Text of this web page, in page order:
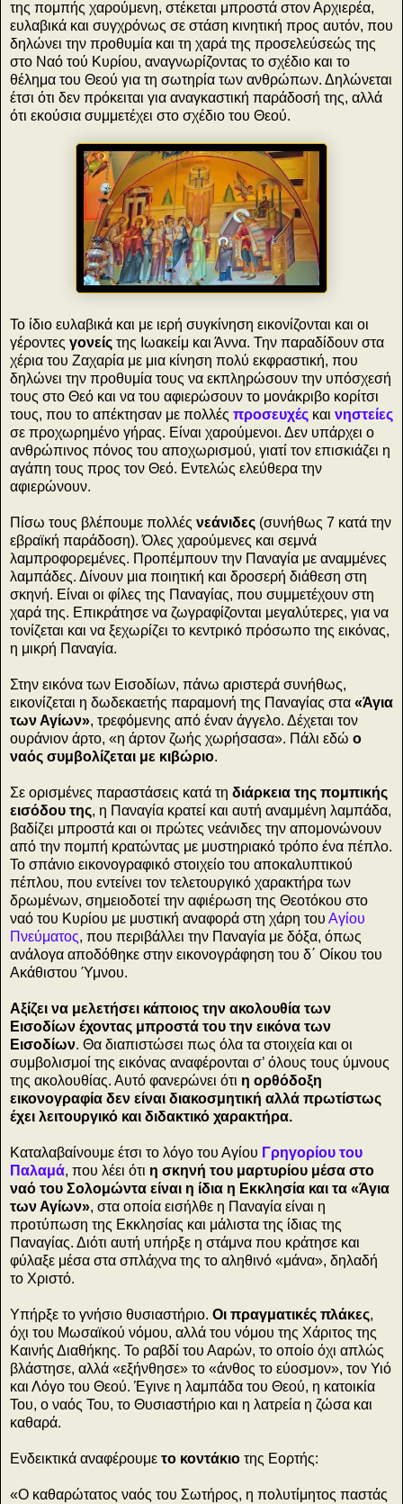
της πομπής χαρούμενη, στέκεται μπροστά στον Αρχιερέα,
ευλαβικά και συγχρόνως σε στάση κινητική προς αυτόν, που
δηλώνει την προθυμία και τη χαρά της προσελεύσεώς της
στο Ναό τού Κυρίου, αναγνωρίζοντας το σχέδιο και το
θέλημα του Θεού για τη σωτηρία των ανθρώπων. Δηλώνεται
έτσι ότι δεν πρόκειται για αναγκαστική παράδοσή της, αλλά
ότι εκούσια συμμετέχει στο σχέδιο του Θεού.
Το ίδιο ευλαβικά και με ιερή συγκίνηση εικονίζονται και οι
γέροντες γονείς της Ιωακείμ και Άννα. Την παραδίδουν στα
χέρια του Ζαχαρία με μια κίνηση πολύ εκφραστική, που
δηλώνει την προθυμία τους να εκπληρώσουν την υπόσχεσή
τους στο Θεό και να του αφιερώσουν το μονάκριβο κορίτσι
τους, που το απέκτησαν με πολλές προσευχές και νηστείες
σε προχωρημένο γήρας. Είναι χαρούμενοι. Δεν υπάρχει ο
ανθρώπινος πόνος του αποχωρισμού, γιατί τον επισκιάζει η
αγάπη τους προς τον Θεό. Εντελώς ελεύθερα την
αφιερώνουν.
Πίσω τους βλέπουμε πολλές νεάνιδες (συνήθως 7 κατά την
εβραϊκή παράδοση). Όλες χαρούμενες και σεμνά
λαμπροφορεμένες. Προπέμπουν την Παναγία με αναμμένες
λαμπάδες. Δίνουν μια ποιητική και δροσερή διάθεση στη
σκηνή. Είναι οι φίλες της Παναγίας, που συμμετέχουν στη
χαρά της. Επικράτησε να ζωγραφίζονται μεγαλύτερες, για να
τονίζεται και να ξεχωρίζει το κεντρικό πρόσωπο της εικόνας,
η μικρή Παναγία.
Στην εικόνα των Εισοδίων, πάνω αριστερά συνήθως,
εικονίζεται η δωδεκαετής παραμονή της Παναγίας στα «Άγια
των Αγίων», τρεφόμενης από έναν άγγελο. Δέχεται τον
ουράνιον άρτο, «η άρτον ζωής χωρήσασα». Πάλι εδώ ο
ναός συμβολίζεται με κιβώριο.
Σε ορισμένες παραστάσεις κατά τη διάρκεια της πομπικής
εισόδου της, η Παναγία κρατεί και αυτή αναμμένη λαμπάδα,
βαδίζει μπροστά και οι πρώτες νεάνιδες την απομονώνουν
από την πομπή κρατώντας με μυστηριακό τρόπο ένα πέπλο.
Το σπάνιο εικονογραφικό στοιχείο του αποκαλυπτικού
πέπλου, που εντείνει τον τελετουργικό χαρακτήρα των
δρωμένων, σημειοδοτεί την αφιέρωση της Θεοτόκου στο
ναό του Κυρίου με μυστική αναφορά στη χάρη του Αγίου
Πνεύματος, που περιβάλλει την Παναγία με δόξα, όπως
ανάλογα αποδόθηκε στην εικονογράφηση του δ΄ Οίκου του
Ακάθιστου Ύμνου.
Αξίζει να μελετήσει κάποιος την ακολουθία των
Εισοδίων έχοντας μπροστά του την εικόνα των
Εισοδίων. Θα διαπιστώσει πως όλα τα στοιχεία και οι
συμβολισμοί της εικόνας αναφέρονται σ’ όλους τους ύμνους
της ακολουθίας. Αυτό φανερώνει ότι η ορθόδοξη
εικονογραφία δεν είναι διακοσμητική αλλά πρωτίστως
έχει λειτουργικό και διδακτικό χαρακτήρα.
Καταλαβαίνουμε έτσι το λόγο του Αγίου Γρηγορίου του
Παλαμά, που λέει ότι η σκηνή του μαρτυρίου μέσα στο
ναό του Σολομώντα είναι η ίδια η Εκκλησία και τα «Άγια
των Αγίων», στα οποία εισήλθε η Παναγία είναι η
προτύπωση της Εκκλησίας και μάλιστα της ίδιας της
Παναγίας. Διότι αυτή υπήρξε η στάμνα που κράτησε και
φύλαξε μέσα στα σπλάχνα της το αληθινό «μάνα», δηλαδή
το Χριστό.
Υπήρξε το γνήσιο θυσιαστήριο. Οι πραγματικές πλάκες,
όχι του Μωσαϊκού νόμου, αλλά του νόμου της Χάριτος της
Καινής Διαθήκης. Το ραβδί του Ααρών, το οποίο όχι απλώς
βλάστησε, αλλά «εξήνθησε» το «άνθος το εύοσμον», τον Υιό
και Λόγο του Θεού. Έγινε η λαμπάδα του Θεού, η κατοικία
Του, ο ναός Του, το Θυσιαστήριο και η λατρεία η ζώσα και
καθαρά.
Ενδεικτικά αναφέρουμε το κοντάκιο της Εορτής:
«Ο καθαρώτατος ναός του Σωτήρος, η πολυτίμητος παστάς